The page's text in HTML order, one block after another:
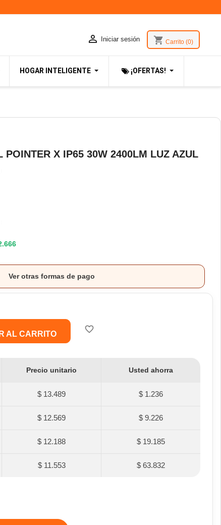
 Iniciar sesión shopping_cart Carrito (0)
HOGAR INTELIGENTE ¡OFERTAS!
POINTER X IP65 30W 2400LM LUZ AZUL
Ver otras formas de pago
AL CARRITO favorite_border
Precio unitario Usted ahorra
$ 13.489 $ 1.236
$ 12.569 $ 9.226
$ 12.188 $ 19.185
$ 11.553 $ 63.832